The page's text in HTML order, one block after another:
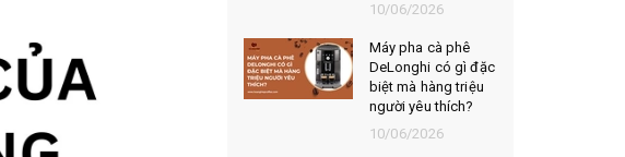
cà phê hạt rang
mộc thơm ngon,
10/06/2026
Máy pha cà phê
DeLonghi có gì đặc
biệt mà hàng triệu
người yêu thích?
10/06/2026